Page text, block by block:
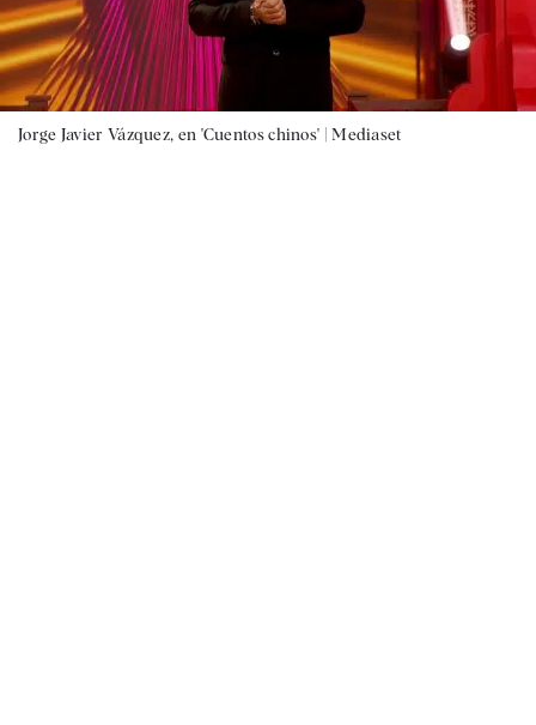
Jorge Javier Vázquez, en 'Cuentos chinos' |Mediaset